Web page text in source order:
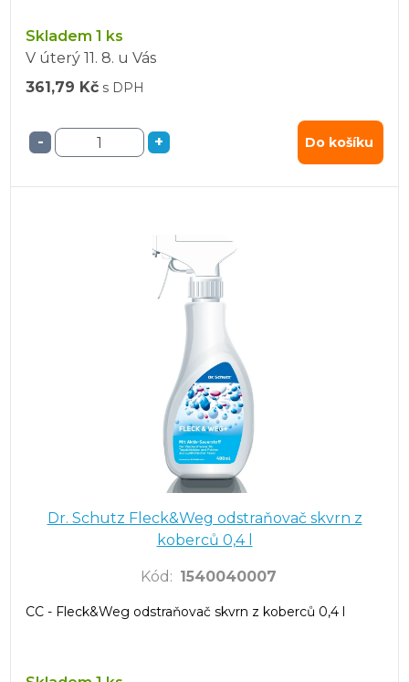
Skladem 1 ks
V úterý 11. 8. u Vás
361,79 Kč s DPH
- + Do košíku
Dr. Schutz Fleck&Weg odstraňovač skvrn z
koberců 0,4 l
Kód : 1540040007
CC - Fleck&Weg odstraňovač skvrn z koberců 0,4 l